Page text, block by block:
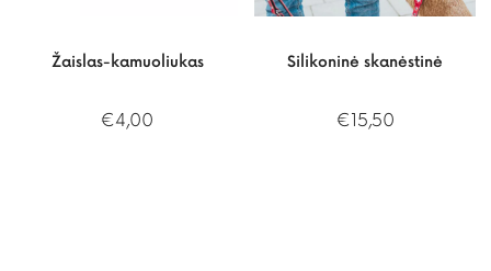
Žaislas-kamuoliukas
€4,00
Silikoninė skanėstinė
€15,50